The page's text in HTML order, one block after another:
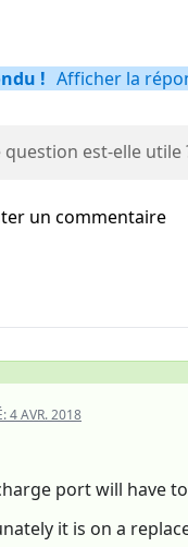
! Afficher la
question est-elle utile
un commentaire
4 AVR. 2018
port will have
it is on a